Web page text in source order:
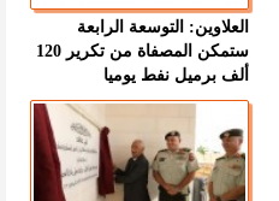
العلاوين: التوسعة الرابعة
ستمكن المصفاة من تكرير 120
ألف برميل نفط يوميا